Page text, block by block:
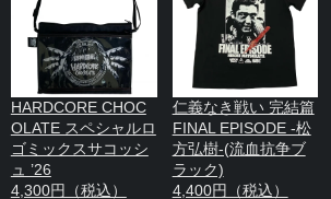
HARDCORE CHOC
OLATE スペシャルロ
ゴミックスサコッシ
ュ ’26
4,300円（税込）
仁義なき戦い 完結篇
FINAL EPISODE -松
方弘樹-(流血抗争ブ
ラック)
4,400円（税込）